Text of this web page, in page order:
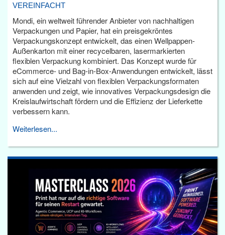
VEREINFACHT
Mondi, ein weltweit führender Anbieter von nachhaltigen
Verpackungen und Papier, hat ein preisgekröntes
Verpackungskonzept entwickelt, das einen Wellpappen-
Außenkarton mit einer recycelbaren, lasermarkierten
flexiblen Verpackung kombiniert. Das Konzept wurde für
eCommerce- und Bag-in-Box-Anwendungen entwickelt, lässt
sich auf eine Vielzahl von flexiblen Verpackungsformaten
anwenden und zeigt, wie innovatives Verpackungsdesign die
Kreislaufwirtschaft fördern und die Effizienz der Lieferkette
verbessern kann.
Weiterlesen...